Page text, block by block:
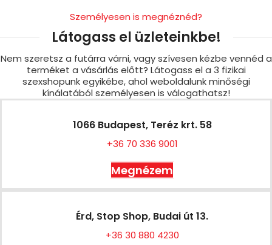
Személyesen is megnéznéd?
Látogass el üzleteinkbe!
Nem szeretsz a futárra várni, vagy szívesen kézbe vennéd a
terméket a vásárlás előtt? Látogass el a 3 fizikai
szexshopunk egyikébe, ahol weboldalunk minőségi
kínálatából személyesen is válogathatsz!
1066 Budapest, Teréz krt. 58
+36 70 336 9001
Megnézem
Érd, Stop Shop, Budai út 13.
+36 30 880 4230